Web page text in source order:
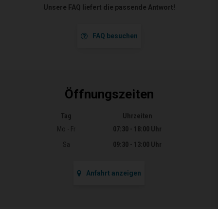
Unsere FAQ liefert die passende Antwort!
FAQ besuchen
Öffnungszeiten
Öffnungszeiten
Tag
Uhrzeiten
Mo - Fr
07:30 - 18:00 Uhr
Sa
09:30 - 13:00 Uhr
Anfahrt anzeigen